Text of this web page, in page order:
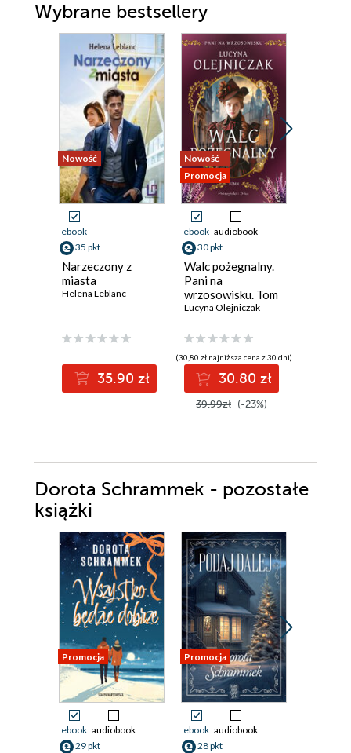
Wybrane bestsellery
Nowość
ebook
35 pkt
Narzeczony z
miasta
Helena Leblanc
35.90 zł
Nowość
Promocja
ebook audiobook
30 pkt
Walc pożegnalny.
Pani na
wrzosowisku. Tom
4.
Lucyna Olejniczak
(30,80 zł najniższa cena z 30 dni)
30.80 zł
39.99zł (-23%)
Dorota Schrammek - pozostałe
książki
Promocja
ebook audiobook
29 pkt
Promocja
ebook audiobook
28 pkt